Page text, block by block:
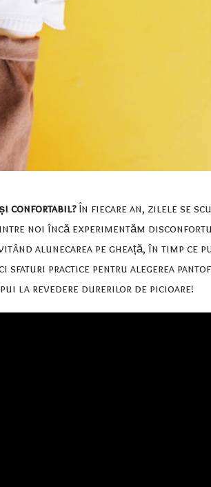
confortabil?În fiecare an, zilele se
noi încă experimentăm
alunecarea pe gheață, în timp
sfaturi practice pentru alegerea
la revedere durerilor de picioare!